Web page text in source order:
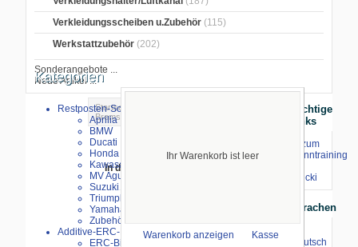
Verkleidungsscheiben u.Zubehör (115)
Werkstattzubehör (202)
Sonderangebote ...
Neue Artikel ...
Ihr Warenkorb ist leer
Warenkorb anzeigen Kasse
Kategorien
Restposten-Sonderverkauf
Aprilia
BMW
Ducati
Honda
Kawasaki
MV Agusta
Suzuki
Triumph
Yamaha
Zubehör
Additive-ERC-Bike
ERC-Bike Additive
Startseite
Bremspumpen
In dieser Kategorie gibt es derzeit
Wichtige
Links
⇒ zum
Renntraining
Stecki
Sprachen